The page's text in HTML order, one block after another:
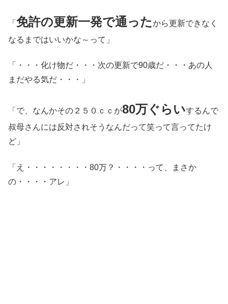
「 免許の更新一発で通ったから更新できなく
なるまではいいかな～って」
「・・・化け物だ・・・次の更新で90歳だ・・・あの人
まだやる気だ・・・」
「で、なんかその２５０ｃｃが80万ぐらいするんで
叔母さんには反対されそうなんだって笑って言ってたけ
ど」
「え・・・・・・・・80万？・・・・って、まさか
の・・・・アレ」